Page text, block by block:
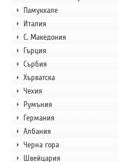
Памуккале
Италия
С. Македония
Гърция
Сърбия
Хърватска
Чехия
Румъния
Германия
Албания
Черна гора
Швейцария